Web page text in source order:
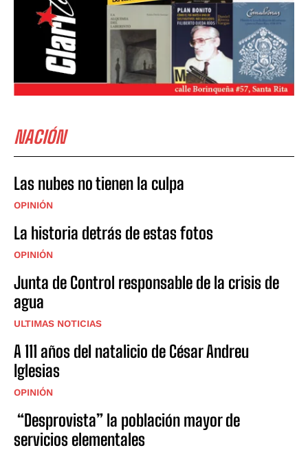
NACIÓN
Las nubes no tienen la culpa
OPINIÓN
La historia detrás de estas fotos
OPINIÓN
Junta de Control responsable de la crisis de
agua
ULTIMAS NOTICIAS
A 111 años del natalicio de César Andreu
Iglesias
OPINIÓN
“Desprovista” la población mayor de
servicios elementales